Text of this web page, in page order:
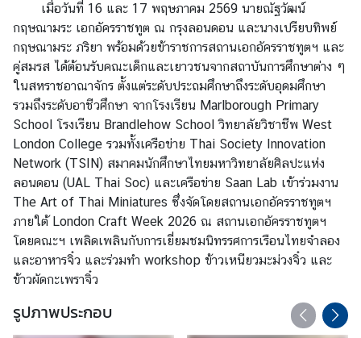
ช
ทู
ต
ข่
า
ว
|
ป
ร
ะ
ก
า
ศ
บ
ริ
เมื่อวันที่ 16 และ 17 พฤษภาคม 2569 นายณัฐวัฒน์
กฤษณามระ เอกอัครราชทูต ณ กรุงลอนดอน และนางเปรียบทิพย์
กฤษณามระ ภริยา พร้อมด้วยข้าราชการสถานเอกอัครราชทูตฯ และ
คู่สมรส ได้ต้อนรับคณะเด็กและเยาวชนจากสถาบันการศึกษาต่าง ๆ
ในสหราชอาณาจักร ตั้งแต่ระดับประถมศึกษาถึงระดับอุดมศึกษา
รวมถึงระดับอาชีวศึกษา จากโรงเรียน Marlborough Primary
School โรงเรียน Brandlehow School วิทยาลัยวิชาชีพ West
London College รวมทั้งเครือข่าย Thai Society Innovation
Network (TSIN) สมาคมนักศึกษาไทยมหาวิทยาลัยศิลปะแห่ง
ลอนดอน (UAL Thai Soc) และเครือข่าย Saan Lab เข้าร่วมงาน
The Art of Thai Miniatures ซึ่งจัดโดยสถานเอกอัครราชทูตฯ
ภายใต้ London Craft Week 2026 ณ สถานเอกอัครราชทูตฯ
โดยคณะฯ เพลิดเพลินกับการเยี่ยมชมนิทรรศการเรือนไทยจำลอง
และอาหารจิ๋ว และร่วมทำ workshop ข้าวเหนียวมะม่วงจิ๋ว และ
ข้าวผัดกะเพราจิ๋ว
รูปภาพประกอบ